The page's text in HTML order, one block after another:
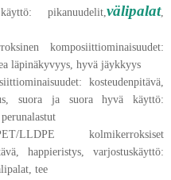
pikanuudelit,välipalat,
komposiittiominaisuudet:
läpinäkyvyys, hyvä jäykkyys
kosteudenpitävä,
suora ja suora hyvä käyttö:
LLDPE kolmikerroksiset
happieristys, varjostuskäyttö:
tee